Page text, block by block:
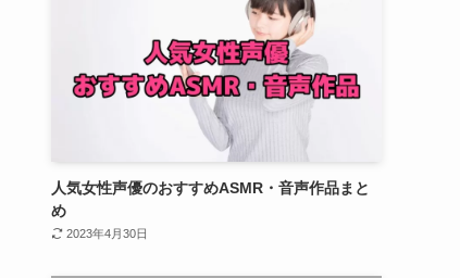
人気女性声優のおすすめASMR・音声作品まと
め
2023年4月30日